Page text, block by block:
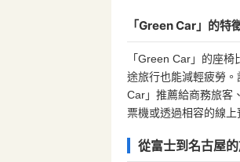
「Green Car」的特
「Green Car」的座
途旅行也能減輕疲勞
Car」推薦給商務旅客
票機或透過相容的線
從富士到名古屋